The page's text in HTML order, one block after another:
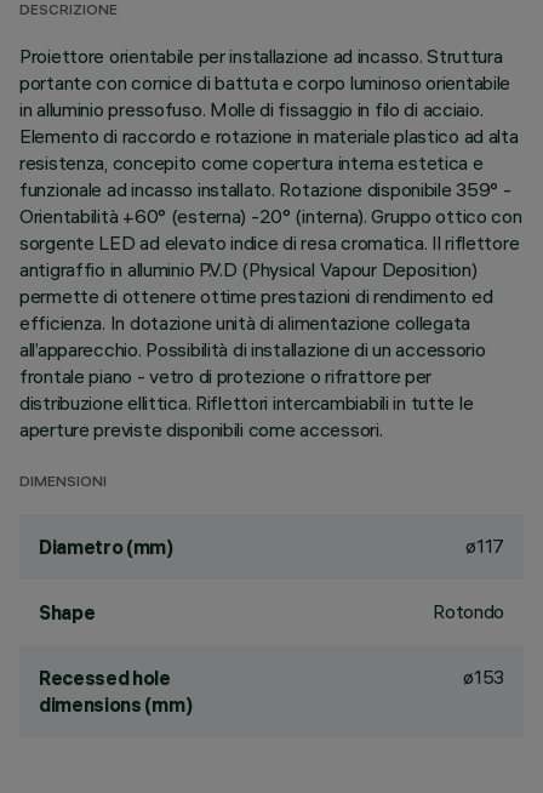
DESCRIZIONE
Proiettore orientabile per installazione ad incasso. Struttura
portante con cornice di battuta e corpo luminoso orientabile
in alluminio pressofuso. Molle di fissaggio in filo di acciaio.
Elemento di raccordo e rotazione in materiale plastico ad alta
resistenza, concepito come copertura interna estetica e
funzionale ad incasso installato. Rotazione disponibile 359° -
Orientabilità +60° (esterna) -20° (interna). Gruppo ottico con
sorgente LED ad elevato indice di resa cromatica. Il riflettore
antigraffio in alluminio P.V.D (Physical Vapour Deposition)
permette di ottenere ottime prestazioni di rendimento ed
efficienza. In dotazione unità di alimentazione collegata
all’apparecchio. Possibilità di installazione di un accessorio
frontale piano - vetro di protezione o rifrattore per
distribuzione ellittica. Riflettori intercambiabili in tutte le
aperture previste disponibili come accessori.
DIMENSIONI
Diametro (mm) ø117
Shape Rotondo
Recessed hole
dimensions (mm)
ø153